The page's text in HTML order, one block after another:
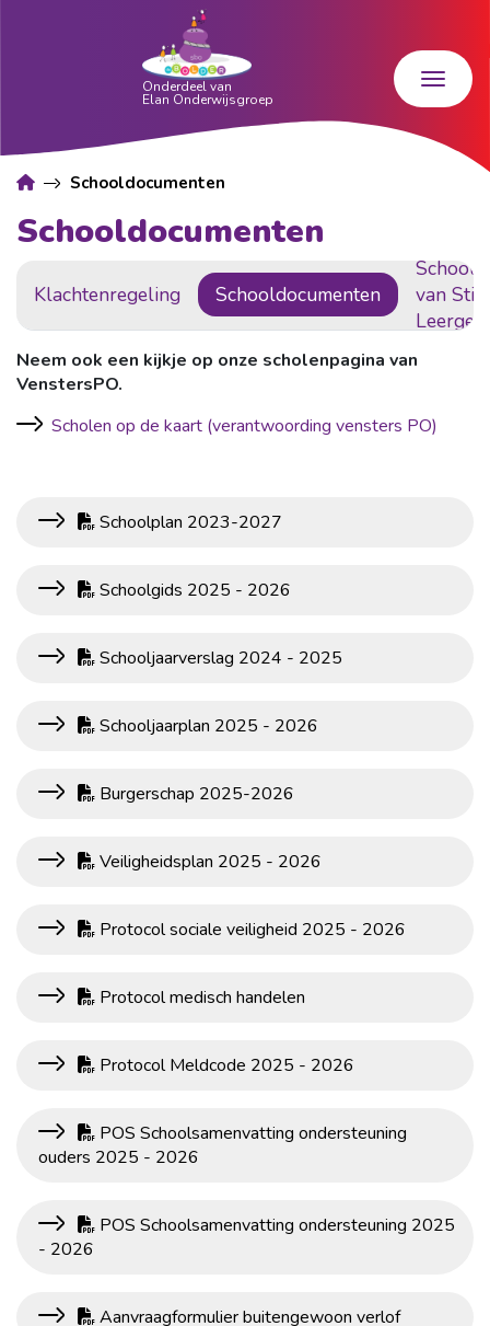
Schooldocumenten
Schooldocumenten
Klachtenregeling Schooldocumenten
van
Neem ook een kijkje op onze scholenpagina van
VenstersPO.
Scholen op de kaart (verantwoording vensters PO)
Schoolplan 2023-2027
Schoolgids 2025 - 2026
Schooljaarverslag 2024 - 2025
Schooljaarplan 2025 - 2026
Burgerschap 2025-2026
Veiligheidsplan 2025 - 2026
Protocol sociale veiligheid 2025 - 2026
Protocol medisch handelen
Protocol Meldcode 2025 - 2026
POS Schoolsamenvatting ondersteuning
ouders 2025 - 2026
POS Schoolsamenvatting ondersteuning 2025
- 2026
Aanvraagformulier buitengewoon verlof